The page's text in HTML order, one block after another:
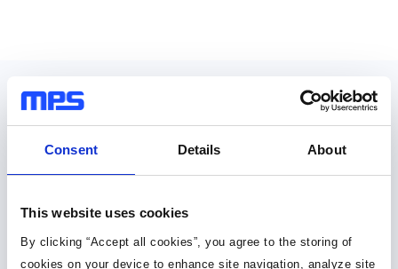
Consent Details About
This website uses cookies
By clicking “Accept all cookies”, you agree to the storing of
cookies on your device to enhance site navigation, analyze site
设计资源
元件库，封装库和 3D 模型